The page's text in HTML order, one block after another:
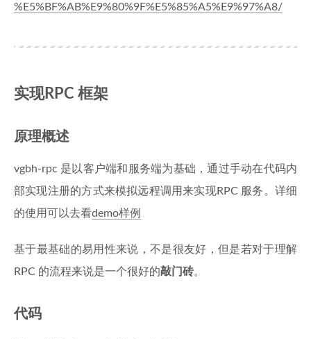
%E5%BF%AB%E9%80%9F%E5%85%A5%E9%97%A8/
实现RPC 框架
原理概述
vgbh-rpc 是以客户端和服务端为基础，通过手动在代码内
部实现注册的方式来模拟远程调用来实现RPC 服务。详细
的使用可以去看demo样例
基于最基础的易用性来说，不是很友好，但是若对于理解
RPC 的流程来说是一个很好的敲门砖。
代码